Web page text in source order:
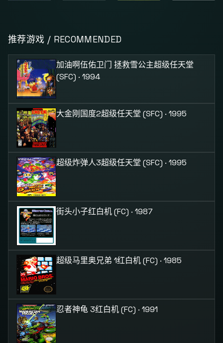
超级任
天堂
(SFC)1994
天堂
(SFC)1995
(FC)1987
推荐游戏 / RECOMMENDED
加油啊伍佑卫门 拯救雪公主超级任天堂
(SFC) · 1994
大金刚国度2超级任天堂 (SFC) · 1995
超级炸弹人3超级任天堂 (SFC) · 1995
街头小子红白机 (FC) · 1987
超级马里奥兄弟 1红白机 (FC) · 1985
忍者神龟 3红白机 (FC) · 1991